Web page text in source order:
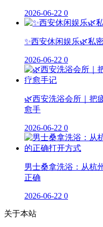
2026-06-22 0
✨西安休闲娱乐🌿私
2026-06-22 0
🌿西安洗浴会所｜把
愈手
2026-06-22 0
男士桑拿洗浴：从杭
正确
2026-06-22 0
关于本站